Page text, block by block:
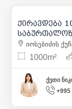
13
ქირავდება
იოსებიძის
1000m²
ქეთი
+995